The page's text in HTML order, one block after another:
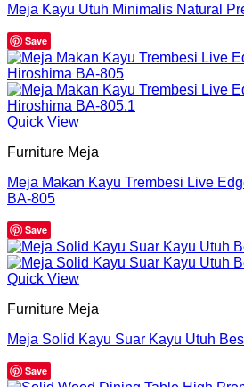
Meja Kayu Utuh Minimalis Natural
Save
Quick View
Furniture Meja
Meja Makan Kayu Trembesi Live
BA-805
Save
Quick View
Furniture Meja
Meja Solid Kayu Suar Kayu Utuh
Save